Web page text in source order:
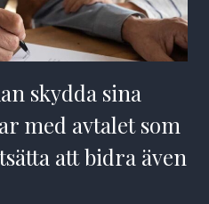
skydda sina
med avtalet som
att bidra även